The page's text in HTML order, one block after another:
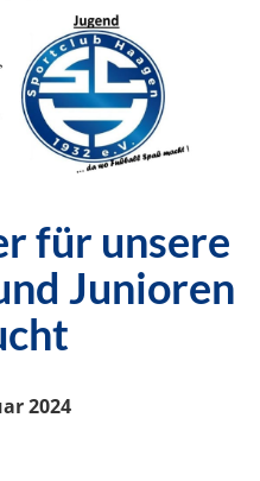
für unsere
Junioren
2024